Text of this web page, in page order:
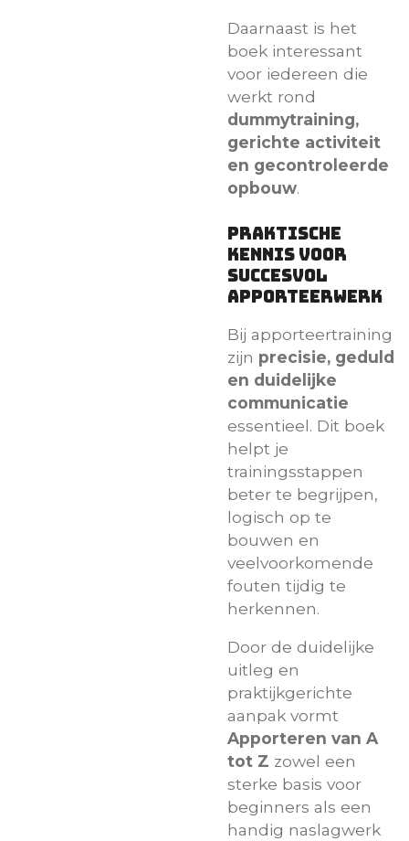
Daarnaast is het
boek interessant
voor iedereen die
werkt rond
dummytraining,
gerichte activiteit
en gecontroleerde
opbouw.
Praktische
kennis voor
succesvol
apporteerwerk
Bij apporteertraining
zijn precisie, geduld
en duidelijke
communicatie
essentieel. Dit boek
helpt je
trainingsstappen
beter te begrijpen,
logisch op te
bouwen en
veelvoorkomende
fouten tijdig te
herkennen.
Door de duidelijke
uitleg en
praktijkgerichte
aanpak vormt
Apporteren van A
tot Z zowel een
sterke basis voor
beginners als een
handig naslagwerk